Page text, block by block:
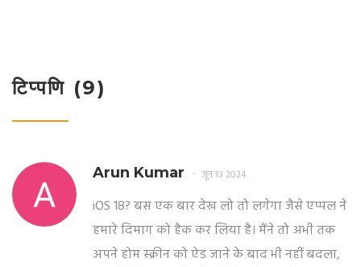
टिप्पणि (9)
Arun Kumar जून 13 2024
iOS 18? बस एक बार देख लो तो लगेगा जैसे एप्पल ने
हमारे दिमाग को हैक कर लिया है। मैंने तो अभी तक
अपने होम स्क्रीन को ऐड जाने के बाद भी नहीं बदला,